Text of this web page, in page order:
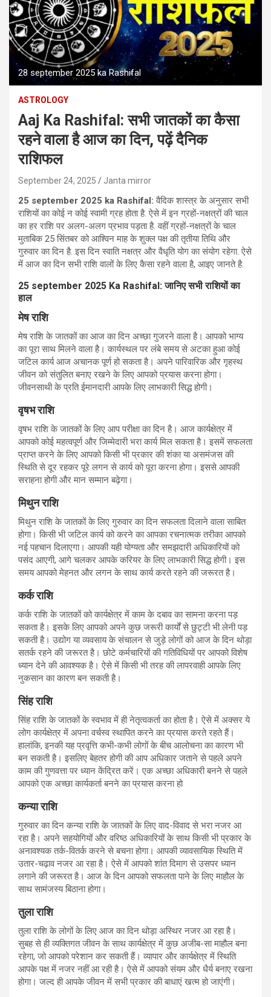
28 september 2025 ka Rashifal
ASTROLOGY
Aaj Ka Rashifal: सभी जातकों का कैसा
रहने वाला है आज का दिन, पढ़ें दैनिक
राशिफल
September 24, 2025 Janta mirror
25 september 2025 ka Rashifal:वैदिक शास्‍त्र के अनुसार सभी
राशियों का कोई न कोई स्‍वामी ग्रह होता है. ऐसे में इन ग्रहों-नक्षत्रों की चाल
का हर राशि पर अलग-अलग प्रभाव पड़ता है. वहीं ग्रहों-नक्षत्रों के चाल
मुताबिक 25 सिंतबर को आश्विन माह के शुक्ल पक्ष की तृतीया तिथि और
गुरुवार का दिन है. इस दिन स्वाति नक्षत्र और वैधृति योग का संयोग रहेगा. ऐसे
में आज का दिन सभी राशि वालों के लिए कैसा रहने वाला है, आइए जानते है.
25 september 2025 Ka Rashifal:जानिए सभी राशियों का
हाल
मेष राशि
मेष राशि के जातकों का आज का दिन अच्छा गुजरने वाला है। आपको भाग्य
का पूरा साथ मिलने वाला है। कार्यस्थल पर लंबे समय से अटका हुआ कोई
जटिल कार्य आज अचानक पूर्ण हो सकता है। अपने पारिवारिक और गृहस्थ
जीवन को संतुलित बनाए रखने के लिए आपको प्रयास करना होगा।
जीवनसाथी के प्रति ईमानदारी आपके लिए लाभकारी सिद्ध होगी।
वृषभ राशि
वृषभ राशि के जातकों के लिए आप परीक्षा का दिन है। आज कार्यक्षेत्र में
आपको कोई महत्वपूर्ण और जिम्मेदारी भरा कार्य मिल सकता है। इसमें सफलता
प्राप्त करने के लिए आपको किसी भी प्रकार की शंका या असमंजस की
स्थिति से दूर रहकर पूरे लगन से कार्य को पूरा करना होगा। इससे आपकी
सराहना होगी और मान सम्मान बढ़ेगा।
मिथुन राशि
मिथुन राशि के जातकों के लिए गुरुवार का दिन सफलता दिलाने वाला साबित
होगा। किसी भी जटिल कार्य को करने का आपका रचनात्मक तरीका आपको
नई पहचान दिलाएगा। आपकी यही योग्यता और समझदारी अधिकारियों को
पसंद आएगी, आगे चलकर आपके करियर के लिए लाभकारी सिद्ध होगी। इस
समय आपको मेहनत और लगन के साथ कार्य करते रहने की जरूरत है।
कर्क राशि
कर्क राशि के जातकों को कार्यक्षेत्र में काम के दबाव का सामना करना पड़
सकता है। इसके लिए आपको अपने कुछ जरूरी कार्यों से छुट्टी भी लेनी पड़
सकती है। उद्योग या व्यवसाय के संचालन से जुड़े लोगों को आज के दिन थोड़ा
सतर्क रहने की जरूरत है। छोटे कर्मचारियों की गतिविधियों पर आपको विशेष
ध्यान देने की आवश्यक है। ऐसे में किसी भी तरह की लापरवाही आपके लिए
नुकसान का कारण बन सकती है।
सिंह राशि
सिंह राशि के जातकों के स्वभाव में ही नेतृत्वकर्ता का होता है। ऐसे में अक्सर ये
लोग कार्यक्षेत्र में अपना वर्चस्व स्थापित करने का प्रयास करते रहते हैं।
हालांकि, इनकी यह प्रवृत्ति कभी-कभी लोगों के बीच आलोचना का कारण भी
बन सकती है। इसलिए बेहतर होगी की आप अधिकार जताने से पहले अपने
काम की गुणवत्ता पर ध्यान केंद्रित करें। एक अच्छा अधिकारी बनने से पहले
आपको एक अच्छा कार्यकर्ता बनने का प्रयास करना हो
कन्या राशि
गुरुवार का दिन कन्या राशि के जातकों के लिए वाद-विवाद से भरा नजर आ
रहा है। अपने सहयोगियों और वरिष्ठ अधिकारियों के साथ किसी भी प्रकार के
अनावश्यक तर्क-वितर्क करने से बचना होगा। आपकी व्यावसायिक स्थिति में
उतार-चढ़ाव नजर आ रहा है। ऐसे में आपको शांत दिमाग से उसपर ध्यान
लगाने की जरूरत है। आज के दिन आपको सफलता पाने के लिए माहौल के
साथ सामंजस्य बिठाना होगा।
तुला राशि
तुला राशि के लोगों के लिए आज का दिन थोड़ा अस्थिर नजर आ रहा है।
सुबह से ही व्यक्तिगत जीवन के साथ कार्यक्षेत्र में कुछ अजीब-सा माहौल बना
रहेगा, जो आपको परेशान कर सकती हैं। व्यापार और कार्यक्षेत्र में स्थिति
आपके पक्ष में नजर नहीं आ रही है। ऐसे में आपको संयम और धैर्य बनाए रखना
होगा। जल्द ही आपके जीवन में सभी प्रकार की बाधाएं खत्म हो जाएंगी।